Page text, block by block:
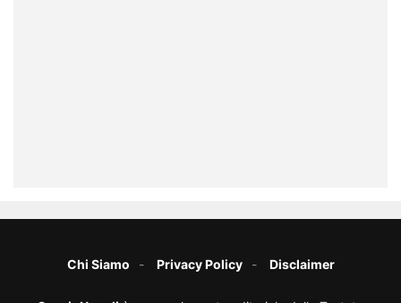
Chi Siamo Privacy Policy Disclaimer